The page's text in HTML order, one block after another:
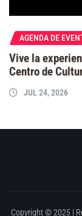
AGENDA DE
Vive la
Centro de
JUL 24, 2026
Copyright © 2025 |